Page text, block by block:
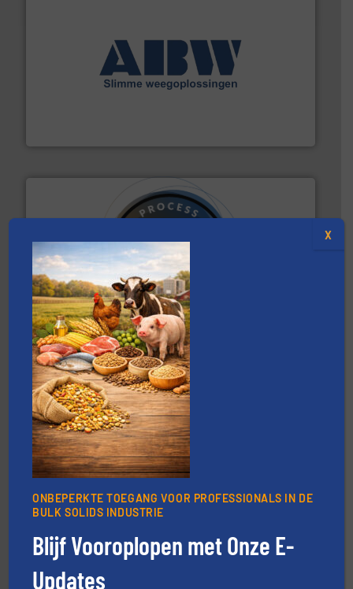
geautomatiseerde weegoplossingen.Meer info ➜
Hethon Nederland BV
HETHON is wereldwijd specialist in poeder- en
vloeistofdosering, met name bij lastig te verwerken
materialen. Meer info ➜
DMN-WESTINGHOUSE
plastic-, (petro) chemische, farmaceutische,
mineralen-, energie en biomassa industrieën.
info ➜
ONBEPERKTE TOEGANG VOOR PROFESSIONALS IN DE
BULK SOLIDS INDUSTRIE
Blijf Vooroplopen met Onze E-
Updates
X